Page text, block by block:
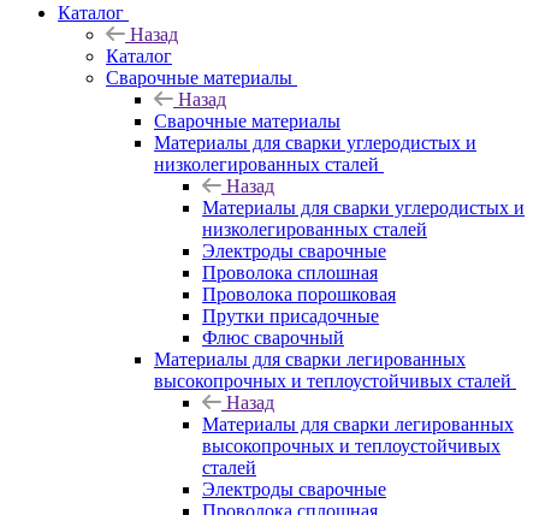
Каталог
Назад
Каталог
Сварочные материалы
Назад
Сварочные материалы
Материалы для сварки углеродистых и
низколегированных сталей
Назад
Материалы для сварки углеродистых и
низколегированных сталей
Электроды сварочные
Проволока сплошная
Проволока порошковая
Прутки присадочные
Флюс сварочный
Материалы для сварки легированных
высокопрочных и теплоустойчивых сталей
Назад
Материалы для сварки легированных
высокопрочных и теплоустойчивых
сталей
Электроды сварочные
Проволока сплошная